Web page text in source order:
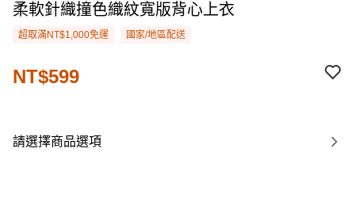
柔軟針織撞色織紋寬版背心上衣
超取滿NT$1,000免運 國家/地區配送
NT$599
請選擇商品選項